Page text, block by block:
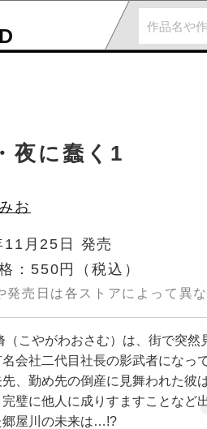
夜に蠢く1
お
11月25日 発売
：550円
（税込）
売日は各ストアによって異な
（こやがわおさむ）は、街で突然
名会社二代目社長の影武者にな
先、勤め先の倒産に見舞われた彼
璧に他人に成りすますことなど
郷屋川の未来は…!?